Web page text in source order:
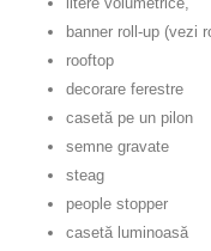
banner roll-up (vezi
rooftop
decorare ferestre
casetă pe un pilon
semne gravate
steag
people stopper
casetă luminoasă